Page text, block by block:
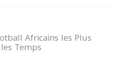
Africains les Plus
Temps